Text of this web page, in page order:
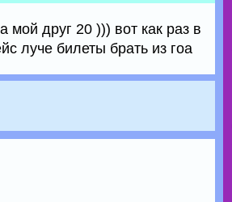
мой друг 20 ))) вот как раз в
луче билеты брать из гоа